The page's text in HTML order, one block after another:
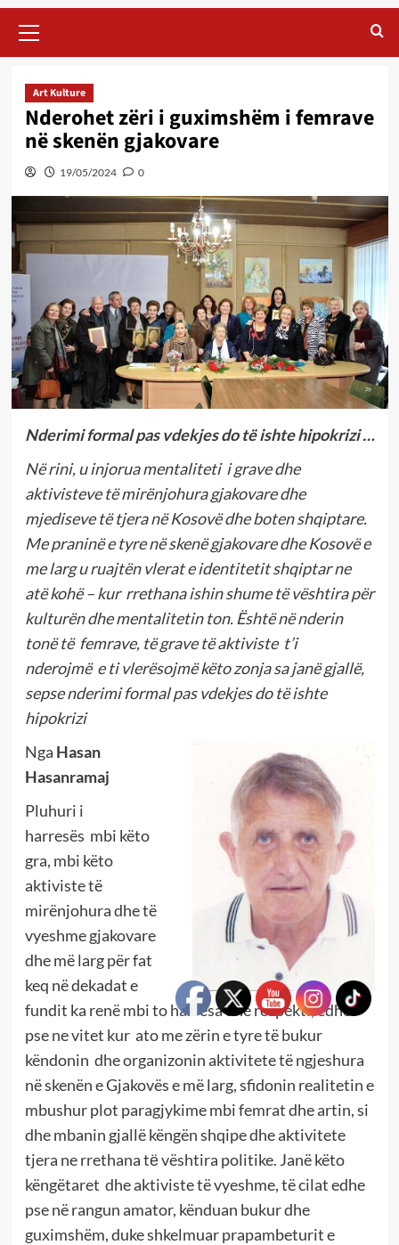
Menu
Art Kulture
Nderohet zëri i guximshëm i femrave
në skenën gjakovare
19/05/2024 0
Nderimi formal pas vdekjes do të ishte hipokrizi …
Në rini, u injorua mentaliteti i grave dhe
aktivisteve të mirënjohura gjakovare dhe
mjediseve të tjera në Kosovë dhe boten shqiptare.
Me praninë e tyre në skenë gjakovare dhe Kosovë e
me larg u ruajtën vlerat e identitetit shqiptar ne
atë kohë – kur rrethana ishin shume të vështira për
kulturën dhe mentalitetin ton. Është në nderin
tonë të femrave, të grave të aktiviste t’i
nderojmë e ti vlerësojmë këto zonja sa janë gjallë,
sepse nderimi formal pas vdekjes do të ishte
hipokrizi
Nga Hasan
Hasanramaj
Pluhuri i
harresës mbi këto
gra, mbi këto
aktiviste të
mirënjohura dhe të
vyeshme gjakovare
dhe më larg për fat
keq në dekadat e
fundit ka renë mbi to harresa dhe respekti, edhe
pse ne vitet kur ato me zërin e tyre të bukur
këndonin dhe organizonin aktivitete të ngjeshura
në skenën e Gjakovës e më larg, sfidonin realitetin e
mbushur plot paragjykime mbi femrat dhe artin, si
dhe mbanin gjallë këngën shqipe dhe aktivitete
tjera ne rrethana tё vështira politike. Janë këto
këngëtaret dhe aktiviste të vyeshme, të cilat edhe
pse në rangun amator, kënduan bukur dhe
guximshëm, duke shkelmuar prapambeturit e